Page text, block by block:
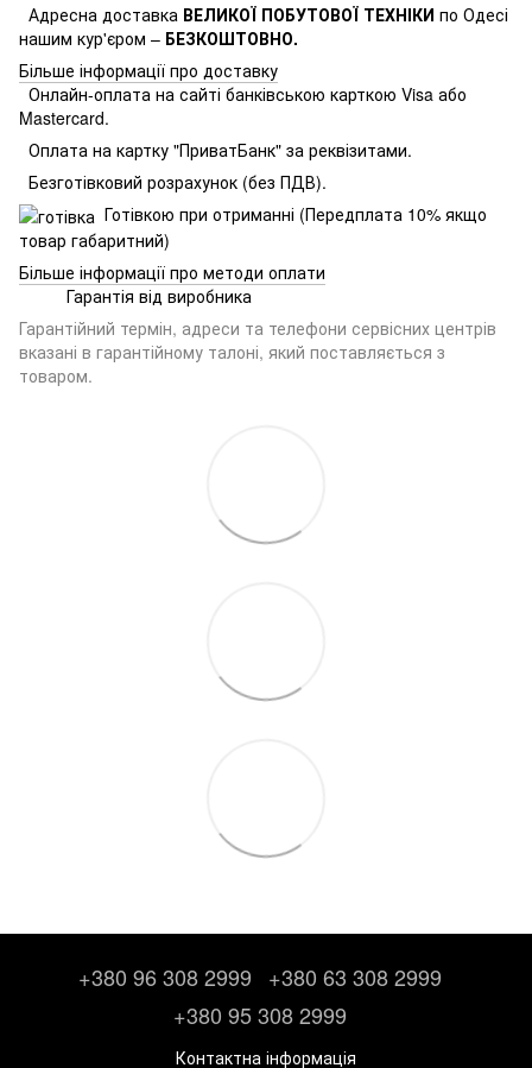
Адресна доставка ВЕЛИКОЇ ПОБУТОВОЇ ТЕХНІКИ по Одесі
нашим кур'єром – БЕЗКОШТОВНО.
Більше інформації про доставку
Онлайн-оплата на сайті банківською карткою Visa або
Mastercard.
Оплата на картку "ПриватБанк" за реквізитами.
Безготівковий розрахунок (без ПДВ).
Готівкою при отриманні (Передплата 10% якщо
товар габаритний)
Більше інформації про методи оплати
Гарантія від виробника
Гарантійний термін, адреси та телефони сервісних центрів
вказані в гарантійному талоні, який поставляється з
товаром.
+380 96 308 2999
+380 63 308 2999
+380 95 308 2999
Контактна інформація